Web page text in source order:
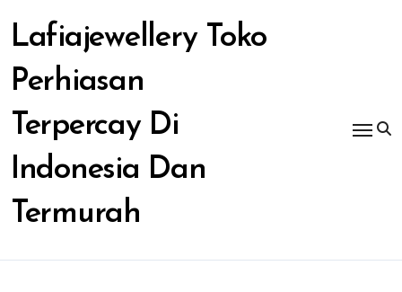
content
Lafiajewellery Toko
Perhiasan
Terpercay Di
Indonesia Dan
Termurah